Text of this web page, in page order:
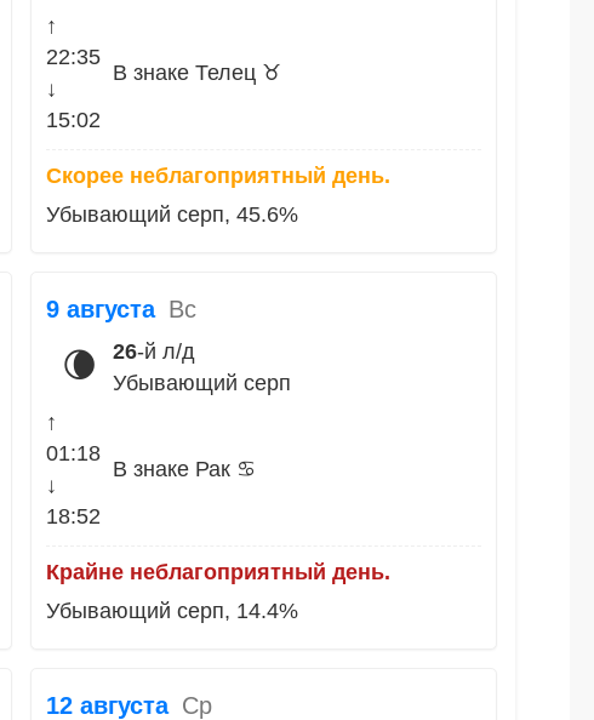
↑
22:35
↓
15:02
В знаке Телец ♉
Скорее неблагоприятный день.
Убывающий серп, 45.6%
9 августа Вс
🌘 26-й л/д
Убывающий серп
↑
01:18
↓
18:52
В знаке Рак ♋
Крайне неблагоприятный день.
Убывающий серп, 14.4%
12 августа Ср